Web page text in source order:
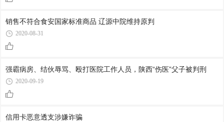
销售不符合食安国家标准商品 辽源中院维持原判
2020-08-31
强霸病房、结伙辱骂、殴打医院工作人员，陕西“伤医”父子被判刑
2020-09-19
信用卡恶意透支涉嫌诈骗